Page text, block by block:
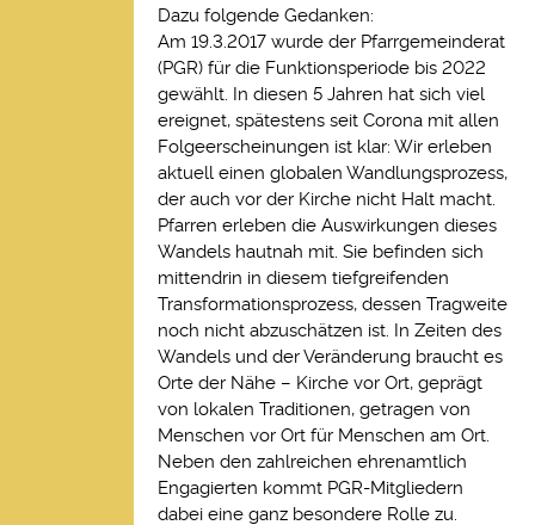
Dazu folgende Gedanken:
Am 19.3.2017 wurde der Pfarrgemeinderat
(PGR) für die Funktionsperiode bis 2022
gewählt. In diesen 5 Jahren hat sich viel
ereignet, spätestens seit Corona mit allen
Folgeerscheinungen ist klar: Wir erleben
aktuell einen globalen Wandlungsprozess,
der auch vor der Kirche nicht Halt macht.
Pfarren erleben die Auswirkungen dieses
Wandels hautnah mit. Sie befinden sich
mittendrin in diesem tiefgreifenden
Transformationsprozess, dessen Tragweite
noch nicht abzuschätzen ist. In Zeiten des
Wandels und der Veränderung braucht es
Orte der Nähe – Kirche vor Ort, geprägt
von lokalen Traditionen, getragen von
Menschen vor Ort für Menschen am Ort.
Neben den zahlreichen ehrenamtlich
Engagierten kommt PGR-Mitgliedern
dabei eine ganz besondere Rolle zu.